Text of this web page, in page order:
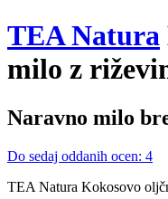
TEA Natura
milo z
Naravno milo
Do sedaj oddanih ocen: 4
TEA Natura Kokosovo